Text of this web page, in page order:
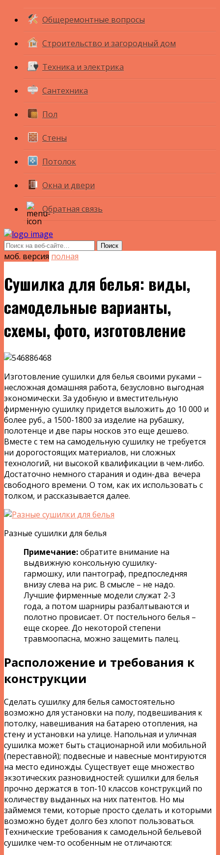
Общеремонтные вопросы
Строительство и загородный дом
Техника и электрика
Сантехника
Пол
Стены
Потолок
Окна и двери
Обратная связь
моб. версия полная
Сушилка для белья: виды,
самодельные варианты,
схемы, фото, изготовление
Изготовление сушилки для белья своими руками –
несложная домашняя работа, безусловно выгодная
экономически. За удобную и вместительную
фирменную сушилку придется выложить до 10 000 и
более руб., а 1500-1800 за изделие на рубашку,
полотенце и две пары носков это еще дешево.
Вместе с тем на самодельную сушилку не требуется
ни дорогостоящих материалов, ни сложных
технологий, ни высокой квалификации в чем-либо.
Достаточно немного старания и один-два вечера
свободного времени. О том, как их использовать с
толком, и рассказывается далее.
Разные сушилки для белья
Примечание:обратите внимание на
выдвижную консольную сушилку-
гармошку, или пантограф, предпоследняя
внизу слева на рис. В смысле – не надо.
Лучшие фирменные модели служат 2-3
года, а потом шарниры разбалтываются и
полотно провисает. От постельного белья –
еще скорее. До некоторой степени
травмоопасна, можно защемить палец.
Расположение и требования к
конструкции
Сделать сушилку для белья самостоятельно
возможно для установки на полу, подвешивания к
потолку, навешивания на батарею отопления, на
стену и установки на улице. Напольная и уличная
сушилка может быть стационарной или мобильной
(переставной); подвесные и навесные монтируются
на место единожды. Существует еще множество
экзотических разновидностей: сушилки для белья
прочно держатся в топ-10 классов конструкций по
количеству выданных на них патентов. Но мы
займемся теми, которые просто сделать и которыми
возможно будет долго без хлопот пользоваться.
Технические требования к самодельной бельевой
сушилке чем-то особенным не отличаются: